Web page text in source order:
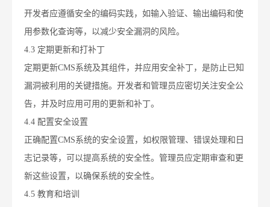
开发者应遵循安全的编码实践，如输入验证、输出编码和使
用参数化查询等，以减少安全漏洞的风险。
4.3 定期更新和打补丁
定期更新CMS系统及其组件，并应用安全补丁，是防止已知
漏洞被利用的关键措施。开发者和管理员应密切关注安全公
告，并及时应用可用的更新和补丁。
4.4 配置安全设置
正确配置CMS系统的安全设置，如权限管理、错误处理和日
志记录等，可以提高系统的安全性。管理员应定期审查和更
新这些设置，以确保系统的安全性。
4.5 教育和培训